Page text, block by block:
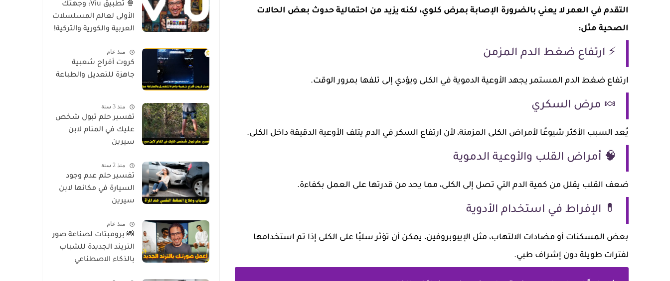
التقدم في العمر لا يعني بالضرورة الإصابة بمرض كلوي، لكنه يزيد من احتمالية حدوث بعض الحالات
الصحية مثل:
⚡ ارتفاع ضغط الدم المزمن
ارتفاع ضغط الدم المستمر يجهد الأوعية الدموية في الكلى ويؤدي إلى تلفها بمرور الوقت.
🍬 مرض السكري
يُعد السبب الأكثر شيوعًا لأمراض الكلى المزمنة، لأن ارتفاع السكر في الدم يتلف الأوعية الدقيقة داخل الكلى.
🧠 أمراض القلب والأوعية الدموية
ضعف القلب يقلل من كمية الدم التي تصل إلى الكلى، مما يحد من قدرتها على العمل بكفاءة.
💊 الإفراط في استخدام الأدوية
بعض المسكنات أو مضادات الالتهاب، مثل الإيبوبروفين، يمكن أن تؤثر سلبًا على الكلى إذا تم استخدامها
لفترات طويلة دون إشراف طبي.
🍿 تطبيق Viu: وجهتك
الأولى لعالم المسلسلات
العربية والكورية والتركية!
منذ عام
كروت أفراح شعبية
جاهزة للتعديل والطباعة
منذ 3 سنة
تفسير حلم تبول شخص
عليك في المنام لابن
سيرين
منذ 2 سنة
تفسير حلم عدم وجود
السيارة في مكانها لابن
سيرين
منذ عام
📸 برومبتات لصناعة صور
التريند الجديدة للشباب
بالذكاء الاصطناعي